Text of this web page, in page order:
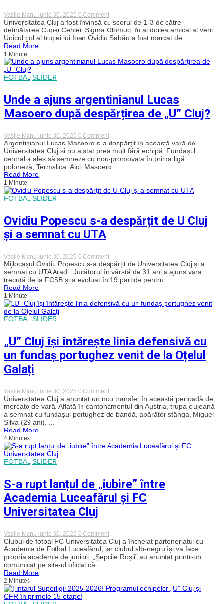
Vasile Manu iunie 30, 2025 0 Commenton
„U”
Cluj
a
pierdut
amical
austriac
Universitatea Cluj a fost învinsă cu scorul de 1-3 de către
deținătarea Cupei Cehiei, Sigma Olomuc, în al doilea amical al verii.
Unicul gol al trupei lui Ioan Ovidiu Sabău a fost marcat de...
Read More
1 Minute
FOTBAL SLIDER
Unde a ajuns argentinianul Lucas
Masoero după despărțirea de „U” Cluj?
Vasile Manu iunie 30, 2025 0 Commenton
Unde
a
ajuns
argentinianul
Lucas
despărțirea
Argentinianul Lucas Masoero s-a despărțit în această vară de
Universitatea Cluj și nu a stat prea mult fără echipă. Fundașul
central a ales să semneze cu nou-promovata în prima ligă
poloneză, Termalica. Aici, Masoero...
Read More
1 Minute
FOTBAL SLIDER
Ovidiu Popescu s-a despărțit de U Cluj
și a semnat cu UTA
Vasile Manu iunie 30, 2025 0 Commenton
Ovidiu
Popescu
s-
a
U
cu
UTA
Mijlocașul Ovidiu Popescu s-a despărțit de Universitatea Cluj și a
semnat cu UTA Arad. Jucătorul în vârstă de 31 ani a ajuns vara
trecută de la FCSB și a evoluat în 19 partide pentru...
Read More
1 Minute
FOTBAL SLIDER
„U” Cluj își întărește linia defensivă cu
un fundaș portughez venit de la Oțelul
Galați
Vasile Manu iunie 30, 2025 0 Commenton
„U”
Cluj
își
întărește
un
la
Oțelul
Galați
Universitatea Cluj a anunțat un nou transfer în această perioadă de
mercato de vară. Aflată în cantonamentul din Austria, trupa clujeană
a semnat cu fundașul portughez de bandă, apărător stânga, Miguel
Silva (29 ani). ...
Read More
4 Minutes
FOTBAL SLIDER
S-a rupt lanțul de „iubire” între
Academia Luceafărul și FC
Universitatea Cluj
Vasile Manu iunie 30, 2025 0 Commenton
S-
a
rupt
lanțul
Academia
Clubul de fotbal FC Universitatea Cluj a încheiat parteneriatul cu
Academia de Fotbal Luceafărul, iar clubul alb-negru își va face
propria academie de juniori. „Șepcile Roșii” au anunțat printr-un
comunicat pe site-ul oficial că...
Read More
2 Minutes